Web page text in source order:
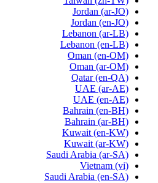
Jordan (ar-JO)
Jordan (en-JO)
Lebanon (ar-LB)
Lebanon (en-LB)
Oman (en-OM)
Oman (ar-OM)
Qatar (en-QA)
UAE (ar-AE)
UAE (en-AE)
Bahrain (en-BH)
Bahrain (ar-BH)
Kuwait (en-KW)
Kuwait (ar-KW)
Saudi Arabia (ar-SA)
Vietnam (vi)
Saudi Arabia (en-SA)